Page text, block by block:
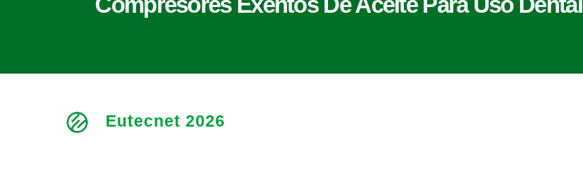
Eutecnet 2026